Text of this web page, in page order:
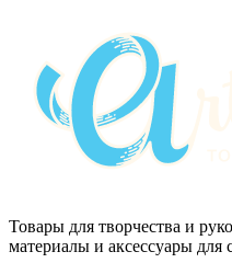
Товары для творчества и
материалы и аксессуары